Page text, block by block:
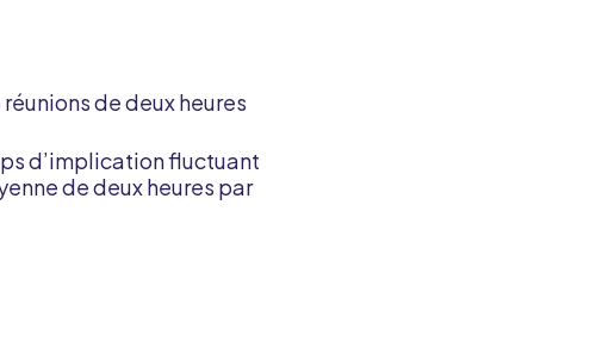
de deux heures
d’implication fluctuant
de deux heures par